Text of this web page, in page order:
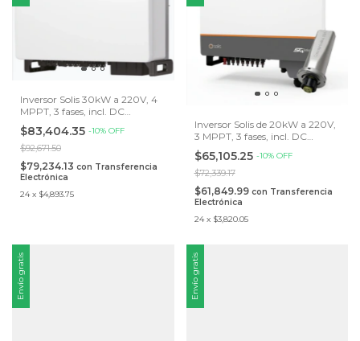
Inversor Solis 30kW a 220V, 4
MPPT, 3 fases, incl. DC
Disconnect
$83,404.35 -10% OFF
$92,671.50
$79,234.13 con Transferencia
Electrónica
24 x $4,893.75
Inversor Solis de 20kW a 220V,
3 MPPT, 3 fases, incl. DC
Disconnect.
$65,105.25 -10% OFF
$72,339.17
$61,849.99 con Transferencia
Electrónica
24 x $3,820.05
Envío gratis Envío gratis